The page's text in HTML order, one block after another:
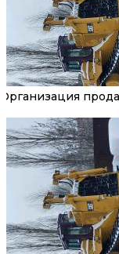
Организация